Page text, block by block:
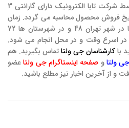
تمامی محصولات تولید شده توسط شرکت تابا الکترونیک دارای گارانتی 3
فروش محصول محاسبه می گردد. زمان
ارائه گارانتی آیفون تصویری تابا در شهر تهران 48 و در شهرستان ها 72
اسرع وقت و در محل انجام می شود.
باکارشناسان جی ولتاتماس بگیرید. هم
ولتاو صفحه اینستاگرام جی ولتاعضو
و از آخرین اخبار نیز مطلع باشید.